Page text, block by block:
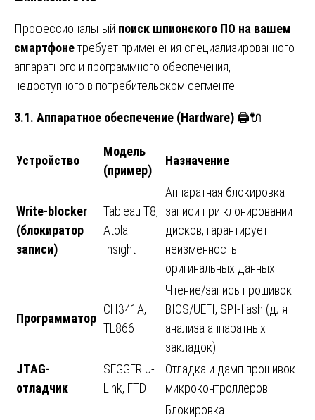
Профессиональный поиск шпионского ПО на вашем
смартфонетребует применения специализированного
аппаратного и программного обеспечения,
недоступного в потребительском сегменте.
3.1. Аппаратное обеспечение (Hardware) 🖨️🔌
Устройство
Модель
(пример)
Назначение
Write-blocker
(блокиратор
записи)
Tableau T8,
Atola
Insight
Аппаратная блокировка
записи при клонировании
дисков, гарантирует
неизменность
оригинальных данных.
Программатор
CH341A,
TL866
Чтение/запись прошивок
BIOS/UEFI, SPI-flash (для
анализа аппаратных
закладок).
JTAG-
отладчик
SEGGER J-
Link, FTDI
Отладка и дамп прошивок
микроконтроллеров.
Блокировка